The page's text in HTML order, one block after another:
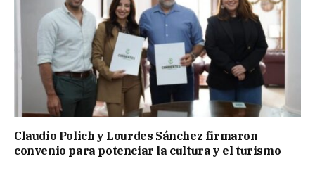
Claudio Polich y Lourdes Sánchez firmaron
convenio para potenciar la cultura y el turismo